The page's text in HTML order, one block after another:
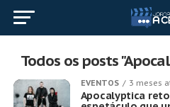
Todos os posts
EVENTOS 3 meses
Apocalyptica